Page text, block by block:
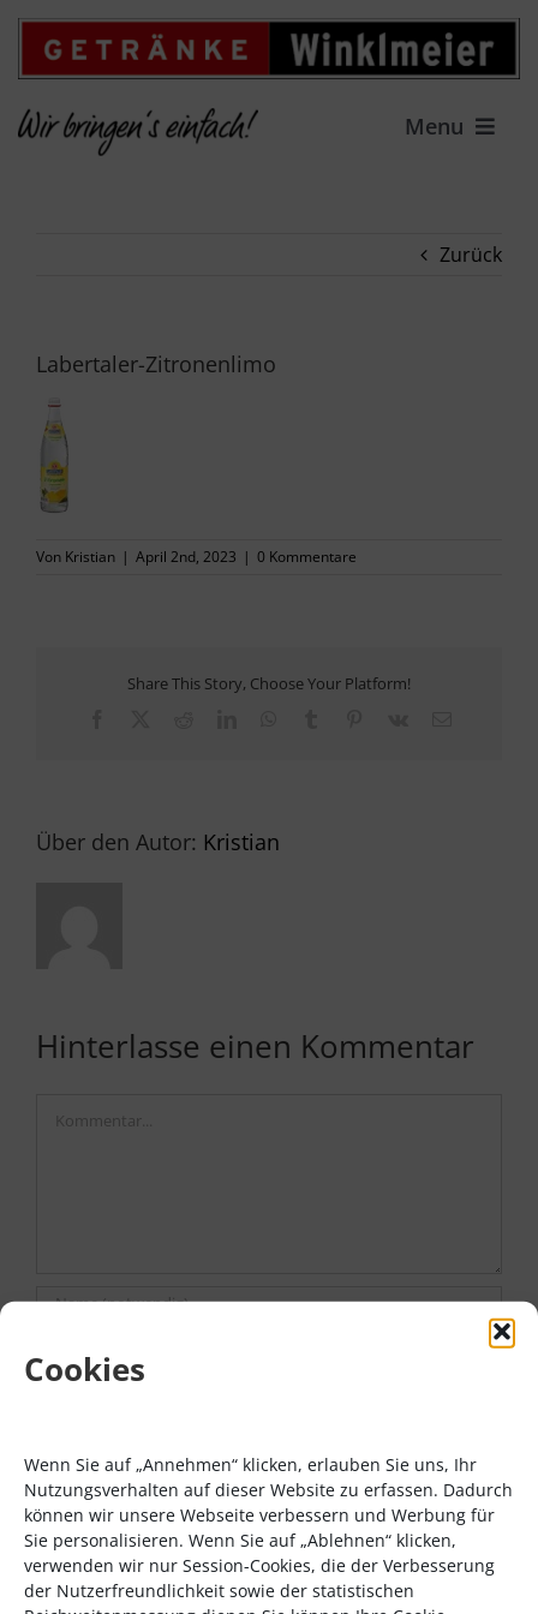
Cookies
Wenn Sie auf „Annehmen“ klicken, erlauben Sie uns, Ihr
Nutzungsverhalten auf dieser Website zu erfassen. Dadurch
können wir unsere Webseite verbessern und Werbung für
Sie personalisieren. Wenn Sie auf „Ablehnen“ klicken,
verwenden wir nur Session-Cookies, die der Verbesserung
der Nutzerfreundlichkeit sowie der statistischen
Zum
Inhalt
springen
Menu
GETRÄNKEFACHMARKT
ANGEBOT
FAMILIENUNTERNEHMEN
Zurück
Labertaler-Zitronenlimo
Von Kristian | April 2nd, 2023 | 0 Kommentare
Share This Story, Choose Your Platform!
Über den Autor: Kristian
Hinterlasse einen Kommentar